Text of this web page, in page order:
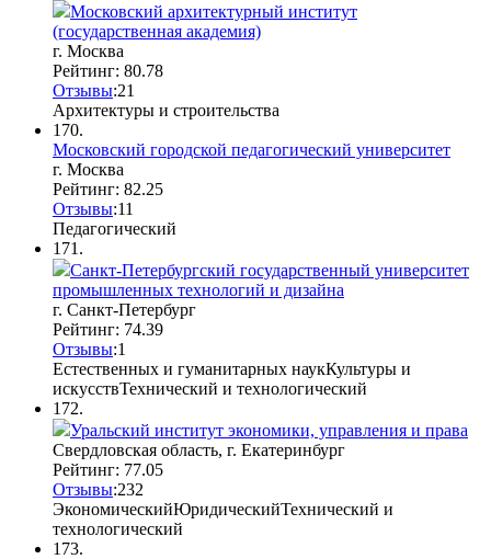
Московский архитектурный институт
(государственная академия)
г. Москва
Рейтинг: 80.78
Отзывы:21
Архитектуры и строительства
170.
Московский городской педагогический университет
г. Москва
Рейтинг: 82.25
Отзывы:11
Педагогический
171.
Санкт-Петербургский государственный университет
промышленных технологий и дизайна
г. Санкт-Петербург
Рейтинг: 74.39
Отзывы:1
Естественных и гуманитарных наукКультуры и
искусствТехнический и технологический
172.
Уральский институт экономики, управления и права
Свердловская область, г. Екатеринбург
Рейтинг: 77.05
Отзывы:232
ЭкономическийЮридическийТехнический и
технологический
173.